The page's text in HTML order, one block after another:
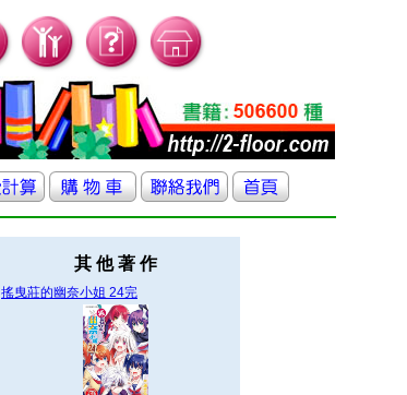
其 他 著 作
搖曳莊的幽奈小姐 24完